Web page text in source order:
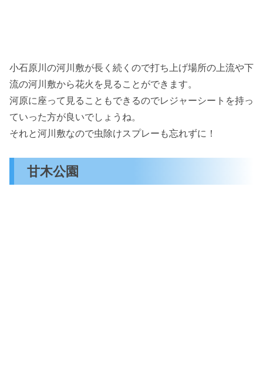
小石原川の河川敷が長く続くので打ち上げ場所の上流や下
流の河川敷から花火を見ることができます。
河原に座って見ることもできるのでレジャーシートを持っ
ていった方が良いでしょうね。
それと河川敷なので虫除けスプレーも忘れずに！
甘木公園